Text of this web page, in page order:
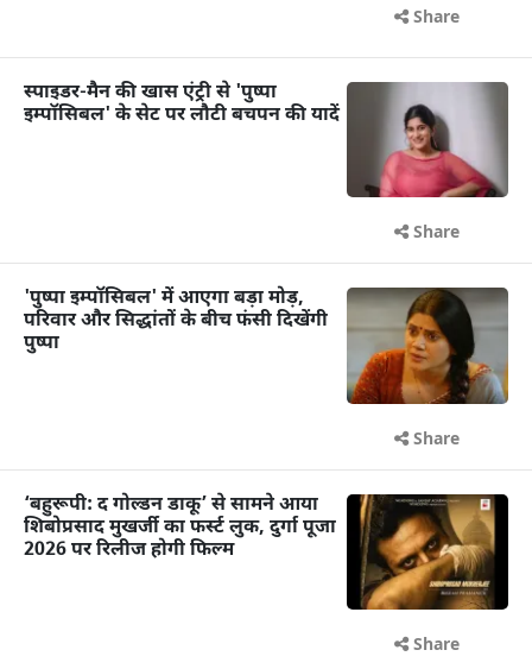
Share
स्पाइडर-मैन की खास एंट्री से 'पुष्पा
इम्पॉसिबल' के सेट पर लौटी बचपन की यादें
Share
'पुष्पा इम्पॉसिबल' में आएगा बड़ा मोड़,
परिवार और सिद्धांतों के बीच फंसी दिखेंगी
पुष्पा
Share
‘बहुरूपी: द गोल्डन डाकू’ से सामने आया
शिबोप्रसाद मुखर्जी का फर्स्ट लुक, दुर्गा पूजा
2026 पर रिलीज होगी फिल्म
Share